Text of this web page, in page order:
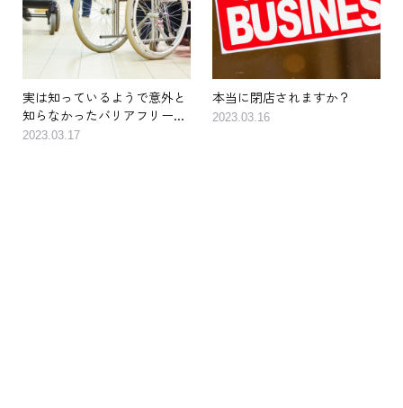
実は知っているようで意外と
知らなかったバリアフリー...
本当に閉店されますか？